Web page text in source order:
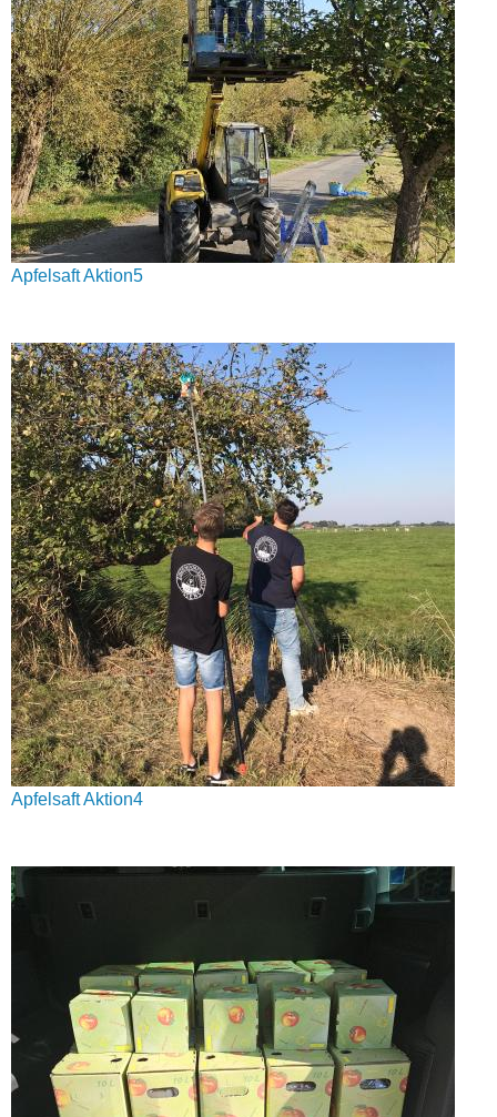
Apfelsaft Aktion5
Apfelsaft Aktion4